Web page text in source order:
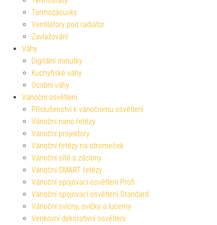
Termozásuvky
Ventilátory pod radiátor
Zavlažování
Váhy
Digitální minutky
Kuchyňské váhy
Osobní váhy
Vánoční osvětlení
Příslušenství k vánočnímu osvětlení
Vánoční nano řetězy
Vánoční projektory
Vánoční řetězy na stromeček
Vánoční sítě a záclony
Vánoční SMART řetězy
Vánoční spojovací osvětlení Profi
Vánoční spojovací osvětlení Standard
Vánoční svícny, svíčky a lucerny
Venkovní dekorativní osvětlení